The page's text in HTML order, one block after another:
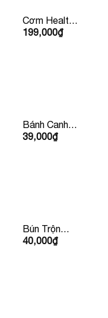
Cơm Healthy
Sườn Bò Mỹ
199,000₫
Bánh Canh
Xương Bean
39,000₫
Bún Trộn
Chay
40,000₫